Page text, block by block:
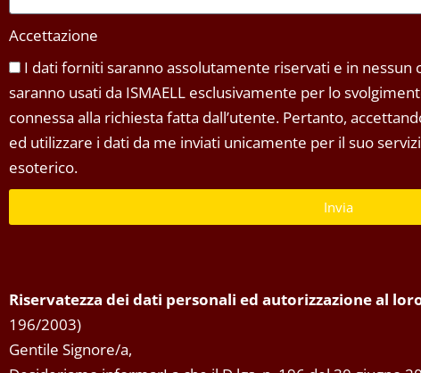
Accettazione
I dati forniti saranno assolutamente riservati e in nessun
saranno usati da ISMAELL esclusivamente per lo
connessa alla richiesta fatta dall’utente. Pertanto,
ed utilizzare i dati da me inviati unicamente per il suo
esoterico.
Invia
Riservatezza dei dati personali ed autorizzazione al
196/2003)
Gentile Signore/a,